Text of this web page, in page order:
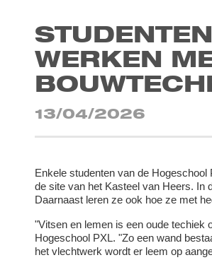
WERKEN
13/04/2026
Enkele studenten van de
de site van het Kasteel van Heers. In
Daarnaast leren ze ook hoe ze met
"Vitsen en lemen is een oude techiek
Hogeschool PXL. "Zo een wand
het vlechtwerk wordt er leem op